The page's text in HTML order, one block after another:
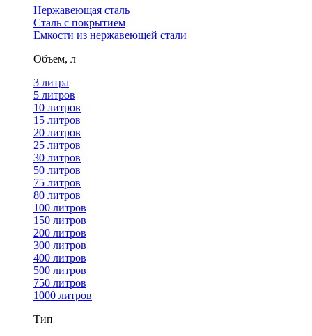
Нержавеющая сталь
Сталь с покрытием
Емкости из нержавеющей стали
Объем, л
3 литра
5 литров
10 литров
15 литров
20 литров
25 литров
30 литров
50 литров
75 литров
80 литров
100 литров
150 литров
200 литров
300 литров
400 литров
500 литров
750 литров
1000 литров
Тип